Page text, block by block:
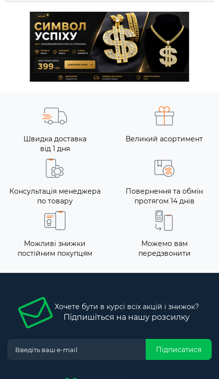
Швидка доставка
від 1 дня
Великий асортимент
Консультація менеджера
по товару
Повернення та обмін
протягом 14 днів
Можливі знижки
постійним покупцям
Можемо вам
передзвонити
Хочете бути в курсі всіх акцій і знижок?
Підпишіться на нашу розсилку
Підписатися